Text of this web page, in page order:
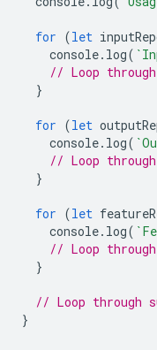
for (let
console. log(
// Loop
}
for (let
console. log(
// Loop
}
for (let
console. log(
// Loop
}
// Loop through
}